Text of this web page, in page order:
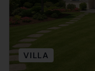
VILLA